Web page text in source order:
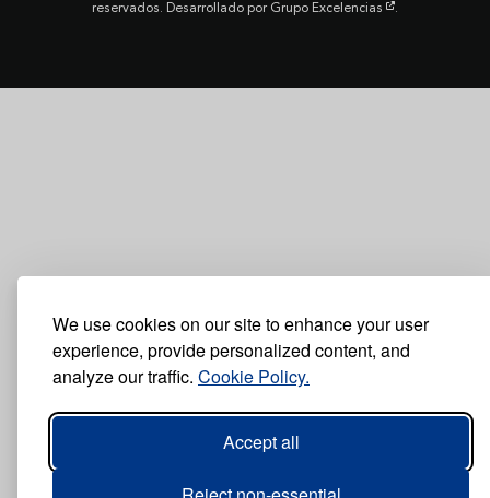
We use cookies on our site to enhance your user
experience, provide personalized content, and
analyze our traffic. Cookie Policy.
Accept all
reservados. Desarrollado por Grupo Excelencias .